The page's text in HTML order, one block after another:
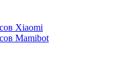
Xiaomi
Mamibot